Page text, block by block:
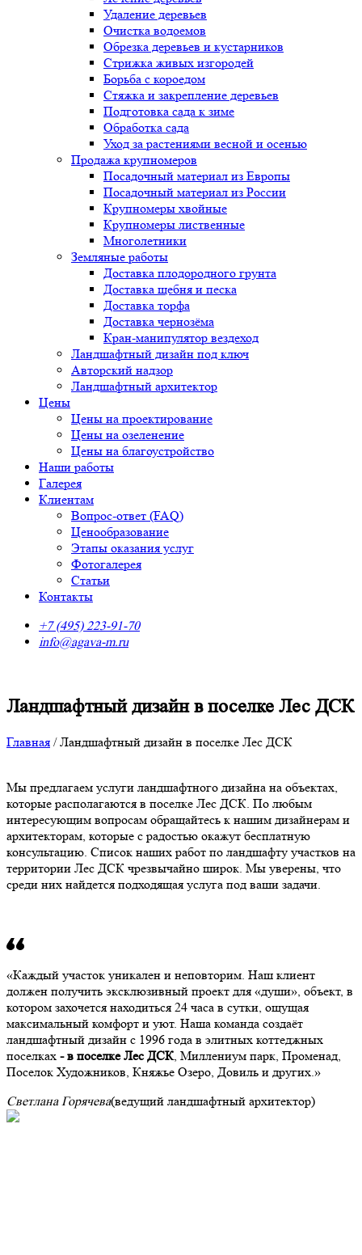
Удаление деревьев
Очистка водоемов
Обрезка деревьев и кустарников
Стрижка живых изгородей
Борьба с короедом
Стяжка и закрепление деревьев
Подготовка сада к зиме
Обработка сада
Уход за растениями весной и осенью
Продажа крупномеров
Посадочный материал из Европы
Посадочный материал из России
Крупномеры хвойные
Крупномеры лиственные
Многолетники
Земляные работы
Доставка плодородного грунта
Доставка щебня и песка
Доставка торфа
Доставка чернозёма
Кран-манипулятор вездеход
Ландшафтный дизайн под ключ
Авторский надзор
Ландшафтный архитектор
Цены
Цены на проектирование
Цены на озеленение
Цены на благоустройство
Наши работы
Галерея
Клиентам
Вопрос-ответ (FAQ)
Ценообразование
Этапы оказания услуг
Фотогалерея
Статьи
Контакты
+7 (495) 223-91-70
info@agava-m.ru
Ландшафтный дизайн в поселке Лес ДСК
Главная /Ландшафтный дизайн в поселке Лес ДСК
Мы предлагаем услуги ландшафтного дизайна на объектах,
которые располагаются в поселке Лес ДСК. По любым
интересующим вопросам обращайтесь к нашим дизайнерам и
архитекторам, которые с радостью окажут бесплатную
консультацию. Список наших работ по ландшафту участков на
территории Лес ДСК чрезвычайно широк. Мы уверены, что
среди них найдется подходящая услуга под ваши задачи.
Каждый участок уникален и неповторим. Наш клиент
должен получить эксклюзивный проект для «души», объект, в
котором захочется находиться 24 часа в сутки, ощущая
максимальный комфорт и уют. Наша команда создаёт
ландшафтный дизайн с 1996 года в элитных коттеджных
поселках - в поселке Лес ДСК, Миллениум парк, Променад,
Поселок Художников, Княжье Озеро, Довиль и других.
Светлана Горячева(ведущий ландшафтный архитектор)